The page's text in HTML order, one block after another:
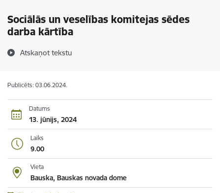
Sociālās un veselības komitejas sēdes
darba kārtība
Atskaņot tekstu
Publicēts: 03.06.2024.
Datums
13. jūnijs, 2024
Laiks
9.00
Vieta
Bauska, Bauskas novada dome